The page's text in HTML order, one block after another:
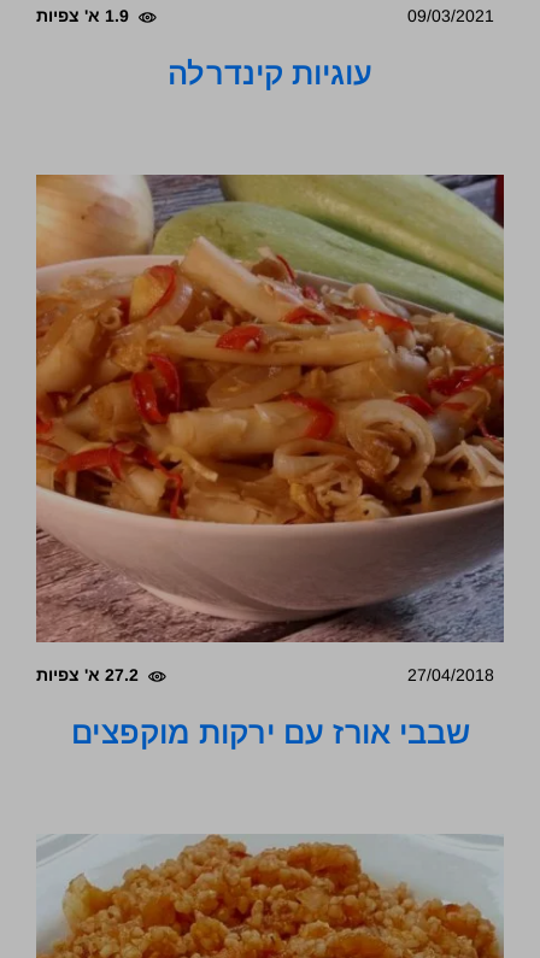
09/03/2021 1.9 א' צפיות
עוגיות קינדרלה
27/04/2018 27.2 א' צפיות
שבבי אורז עם ירקות מוקפצים